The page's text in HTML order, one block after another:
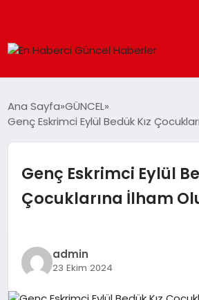
SPOR
SAĞLIK
TEKNOLOJI
DÜNYA
Ana Sayfa GÜNCEL
Genç Eskrimci Eylül Bedük Kız
Genç Eskrimci Eylül
Çocuklarına İlham
admin
23 Ekim 2024